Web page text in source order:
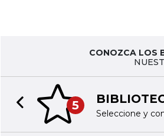
CONOZCA LOS
5
Seleccione y
Previous slide